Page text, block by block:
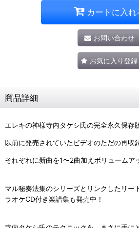
カートに入れ
お問い合わせ
お気に入り登録
商品詳細
エレキの神様寺内タケシ氏の完全永久保存
以前に発売されていたビデオのただの再収
それぞれに新曲を1〜2曲加えボリュームア
マル秘奏法集のシリーズとリンクしたリー
ラオケCD付き楽譜集も発売中！